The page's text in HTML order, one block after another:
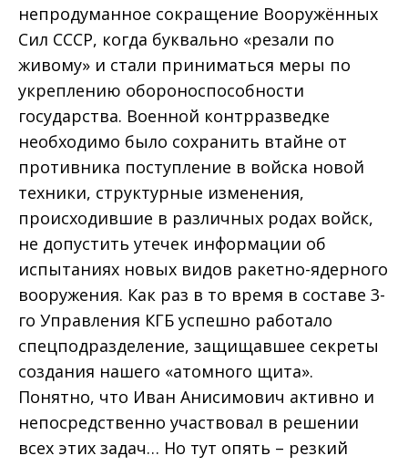
непродуманное сокращение Вооружённых
Сил СССР, когда буквально «резали по
живому» и стали приниматься меры по
укреплению обороноспособности
государства. Военной контрразведке
необходимо было сохранить втайне от
противника поступление в войска новой
техники, структурные изменения,
происходившие в различных родах войск,
не допустить утечек информации об
испытаниях новых видов ракетно-ядерного
вооружения. Как раз в то время в составе 3-
го Управления КГБ успешно работало
спецподразделение, защищавшее секреты
создания нашего «атомного щита».
Понятно, что Иван Анисимович активно и
непосредственно участвовал в решении
всех этих задач… Но тут опять – резкий